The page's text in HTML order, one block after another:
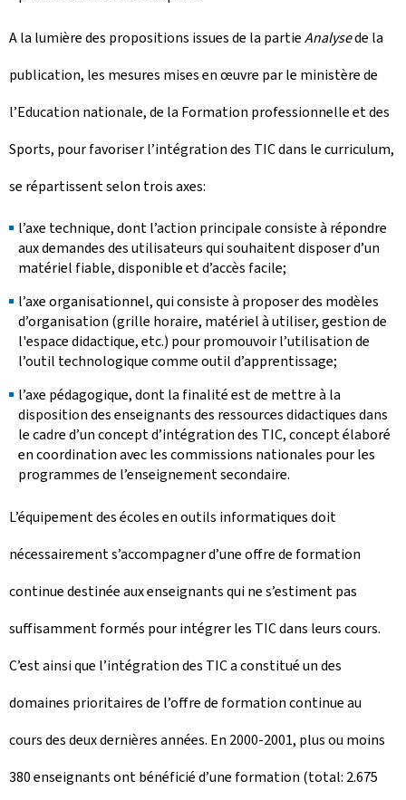
A la lumière des propositions issues de la partieAnalysede la
publication, les mesures mises en œuvre par le ministère de
l’Education nationale, de la Formation professionnelle et des
Sports, pour favoriser l’intégration des TIC dans le curriculum,
se répartissent selon trois axes:
l’axe technique, dont l’action principale consiste à répondre
aux demandes des utilisateurs qui souhaitent disposer d’un
matériel fiable, disponible et d’accès facile;
l’axe organisationnel, qui consiste à proposer des modèles
d’organisation (grille horaire, matériel à utiliser, gestion de
l'espace didactique, etc.) pour promouvoir l’utilisation de
l’outil technologique comme outil d’apprentissage;
l’axe pédagogique, dont la finalité est de mettre à la
disposition des enseignants des ressources didactiques dans
le cadre d’un concept d’intégration des TIC, concept élaboré
en coordination avec les commissions nationales pour les
programmes de l’enseignement secondaire.
L’équipement des écoles en outils informatiques doit
nécessairement s’accompagner d’une offre de formation
continue destinée aux enseignants qui ne s’estiment pas
suffisamment formés pour intégrer les TIC dans leurs cours.
C’est ainsi que l’intégration des TIC a constitué un des
domaines prioritaires de l’offre de formation continue au
cours des deux dernières années. En 2000-2001, plus ou moins
380 enseignants ont bénéficié d’une formation (total: 2.675